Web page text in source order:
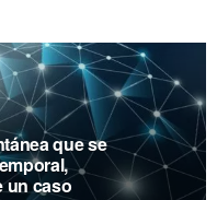
que se
un caso